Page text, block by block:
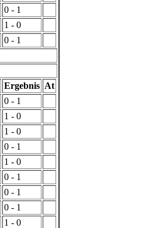
0 - 1
1 - 0
0 - 1
Ergebnis At
0 - 1
1 - 0
1 - 0
0 - 1
1 - 0
0 - 1
0 - 1
0 - 1
1 - 0